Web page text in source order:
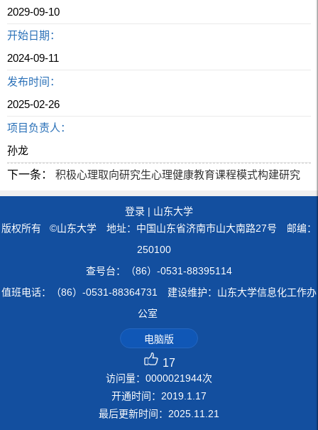
2029-09-10
开始日期：
2024-09-11
发布时间：
2025-02-26
项目负责人：
孙龙
下一条：
积极心理取向研究生心理健康教育课程模式构建研究
登录 | 山东大学
版权所有 ©山东大学 地址：中国山东省济南市山大南路27号 邮编：
250100
查号台：（86）-0531-88395114
值班电话：（86）-0531-88364731 建设维护：山东大学信息化工作办
公室
电脑版
17
访问量： 0000021944次
开通时间： 2019 1 17
最后更新时间： 2025 11 21